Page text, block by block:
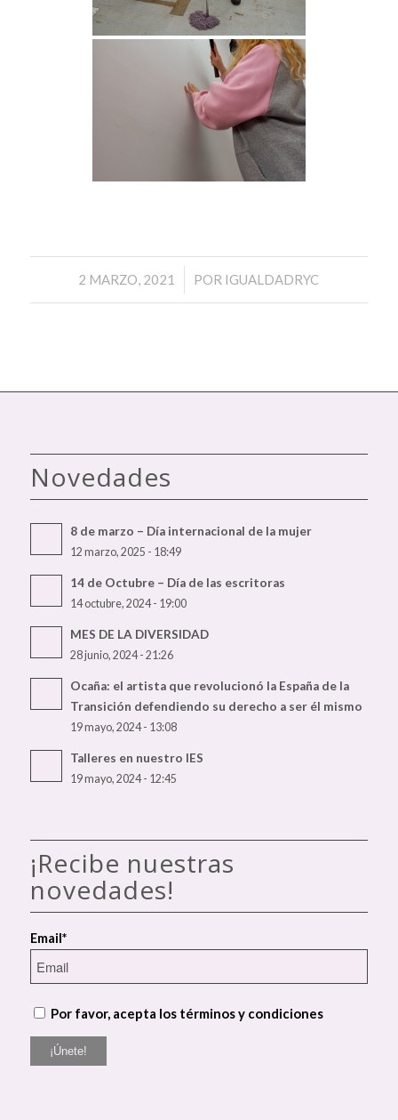
2 MARZO, 2021
/ POR IGUALDADRYC
Novedades
8 de marzo – Día internacional de la mujer
12 marzo, 2025 - 18:49
14 de Octubre – Día de las escritoras
14 octubre, 2024 - 19:00
MES DE LA DIVERSIDAD
28 junio, 2024 - 21:26
Ocaña: el artista que revolucionó la España de la
Transición defendiendo su derecho a ser él mismo
19 mayo, 2024 - 13:08
Talleres en nuestro IES
19 mayo, 2024 - 12:45
¡Recibe nuestras
novedades!
Email*
Por favor, acepta los términos y condiciones